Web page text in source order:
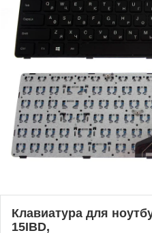
Клавиатура для
15IBD,